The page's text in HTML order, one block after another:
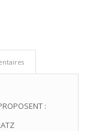
: